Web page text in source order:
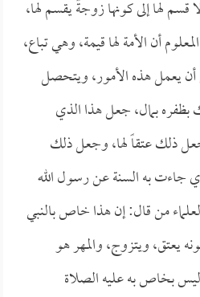
قسم لها إلى كونها زوجةً يقسم لها،
أن الأمة لها قيمة، وهي تباع،
يعمل هذه الأمور، ويتحصل
بظفره بمال، جعل هذا الذي
ذلك عتقاً لها، وجعل ذلك
جاءت به السنة عن رسول الله
من قال: إن هذا خاص بالنبي
يعتق، ويتزوج، والمهر هو
بخاص به عليه الصلاة